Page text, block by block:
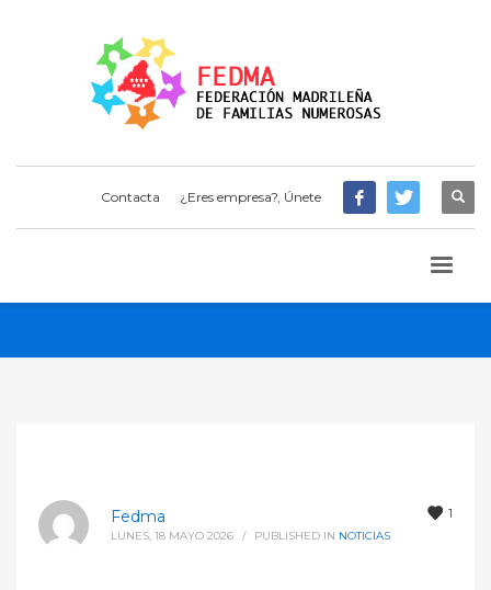
Contacta ¿Eres empresa?, Únete
1
Fedma
LUNES, 18 MAYO 2026 / PUBLISHED IN NOTICIAS